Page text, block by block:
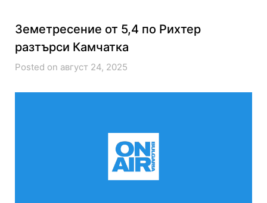
Земетресение от 5,4 по Рихтер
разтърси Камчатка
Posted on август 24, 2025